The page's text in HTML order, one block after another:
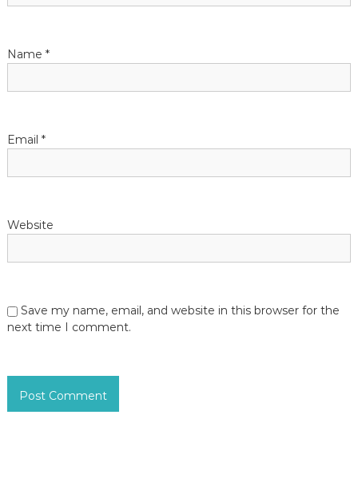
o
Name *
Email *
Website
Save my name, email, and website in this browser for the
next time I comment.